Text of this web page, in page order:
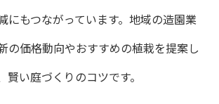
にもつながっています。地域の造園業
の価格動向やおすすめの植栽を提案し
賢い庭づくりのコツです。